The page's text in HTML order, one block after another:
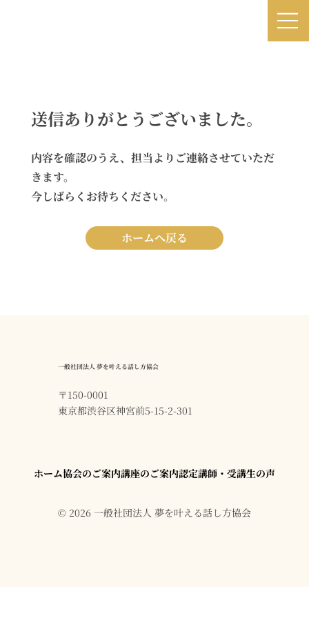
送信ありがとうございました。
内容を確認のうえ、担当よりご連絡させていただ
きます。
今しばらくお待ちください。
ホームへ戻る
一般社団法人 夢を叶える話し方協会
〒150-0001
東京都渋谷区神宮前5-15-2-301
ホーム協会のご案内講座のご案内認定講師・受講生の声
© 2026 一般社団法人 夢を叶える話し方協会